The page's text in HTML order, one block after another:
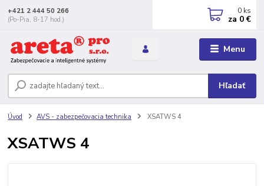
Menu
Hľadať
+421 2 444 50 266
(Po-Pia, 8-17 hod.)
0 ks
za 0 €
Úvod AVS - zabezpečovacia technika XSATWS 4
XSATWS 4